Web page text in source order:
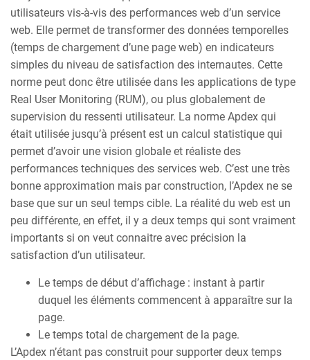
utilisateurs vis-à-vis des performances web d’un service
web. Elle permet de transformer des données temporelles
(temps de chargement d’une page web) en indicateurs
simples du niveau de satisfaction des internautes. Cette
norme peut donc être utilisée dans les applications de type
Real User Monitoring (RUM), ou plus globalement de
supervision du ressenti utilisateur. La norme Apdex qui
était utilisée jusqu’à présent est un calcul statistique qui
permet d’avoir une vision globale et réaliste des
performances techniques des services web. C’est une très
bonne approximation mais par construction, l’Apdex ne se
base que sur un seul temps cible. La réalité du web est un
peu différente, en effet, il y a deux temps qui sont vraiment
importants si on veut connaitre avec précision la
satisfaction d’un utilisateur.
Le temps de début d’affichage : instant à partir
duquel les éléments commencent à apparaître sur la
page.
Le temps total de chargement de la page.
L’Apdex n’étant pas construit pour supporter deux temps